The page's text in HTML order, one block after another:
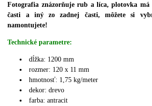
Fotografia znázorňuje rub a líca, plotovka
časti a iný zo zadnej časti, môžete si
namontujete!
Technické parametre:
dĺžka: 1200 mm
rozmer: 120 x 11 mm
hmotnosť: 1,75 kg/meter
dekor: drevo
farba: antracit